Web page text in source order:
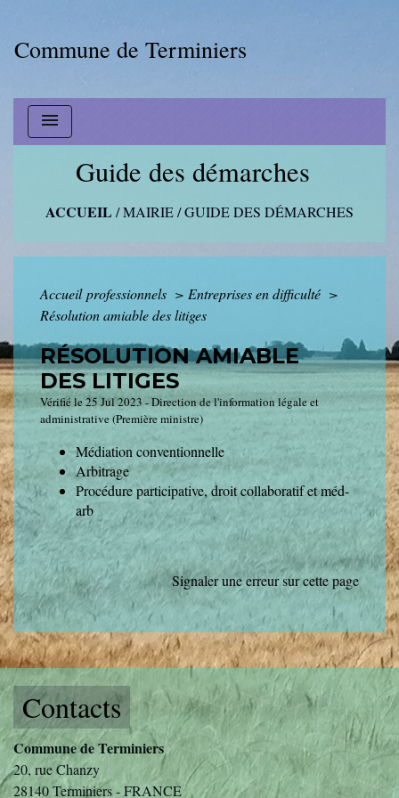
Commune de Terminiers
menu
Guide des démarches
ACCUEIL /MAIRIE/GUIDE DES DÉMARCHES
Accueil professionnels > Entreprises en difficulté >
Résolution amiable des litiges
RÉSOLUTION AMIABLE
DES LITIGES
Vérifié le 25 Jul 2023 - Direction de l'information légale et
administrative (Première ministre)
Médiation conventionnelle
Arbitrage
Procédure participative, droit collaboratif et méd-
arb
Signaler une erreur sur cette page
Contacts
Commune de Terminiers
20, rue Chanzy
28140 Terminiers - FRANCE